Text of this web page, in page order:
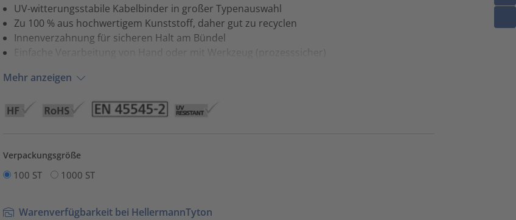
UV-witterungsstabile Kabelbinder in großer Typenauswahl
Zu 100 % aus hochwertigem Kunststoff, daher gut zu recyclen
Innenverzahnung für sicheren Halt am Bündel
Einfache Verarbeitung von Hand oder mit Werkzeug (prozesssicher)
Mehr anzeigen
Verpackungsgröße
100 ST 1000 ST
Warenverfügbarkeit bei HellermannTyton